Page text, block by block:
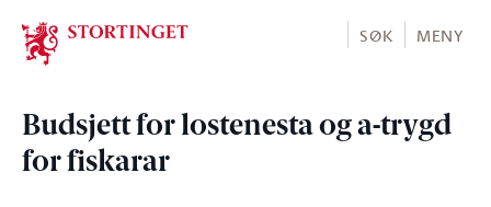
Stortinget.no
SØK MENY
Budsjett for lostenesta og a-trygd
for fiskarar